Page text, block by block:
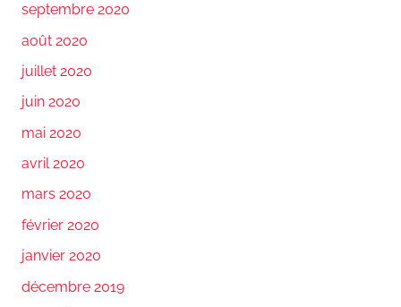
septembre 2020
août 2020
juillet 2020
juin 2020
mai 2020
avril 2020
mars 2020
février 2020
janvier 2020
décembre 2019